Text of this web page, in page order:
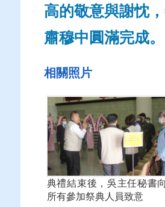
高的敬意與謝忱
肅穆中圓滿完成。
相關照片
典禮結束後，吳主任秘書向
所有參加祭典人員致意